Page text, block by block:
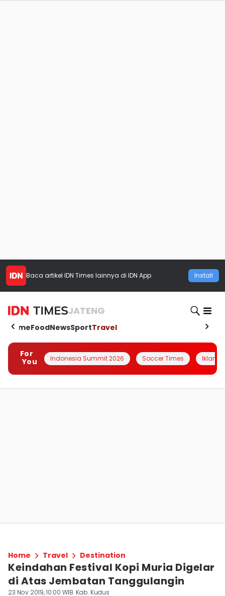
Baca artikel IDN Times lainnya di IDN App Install
JATENG
HomeFoodNewsSportTravel
For
You
Indonesia Summit 2026 Soccer Times Iklanin
Home Travel Destination
Keindahan Festival Kopi Muria Digelar
di Atas Jembatan Tanggulangin
23 Nov 2019, 10:00 WIB Kab. Kudus